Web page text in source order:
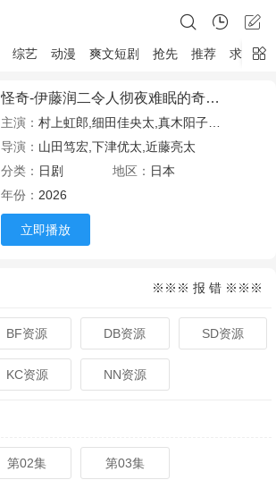
综艺 动漫 爽文短剧 抢先 推荐 求片
怪奇-伊藤润二令人彻夜难眠的奇异故事
主演： 村上虹郎,细田佳央太,真木阳子,圆井湾,坂元爱登,石原良纯,杉田雷麟,中村里帆,樋口日奈,山崎七海,齐藤渚,斋藤润,恒松祐里
导演： 山田笃宏,下津优太,近藤亮太
分类： 日剧 地区： 日本
年份： 2026
立即播放
※※※ 报 错 ※※※
BF资源 DB资源 SD资源
KC资源 NN资源
第02集 第03集